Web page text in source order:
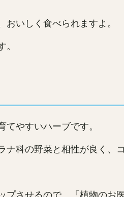
いしく食べられますよ。
やすいハーブです。
科の野菜と相性が良く、
させるので、「植物のお